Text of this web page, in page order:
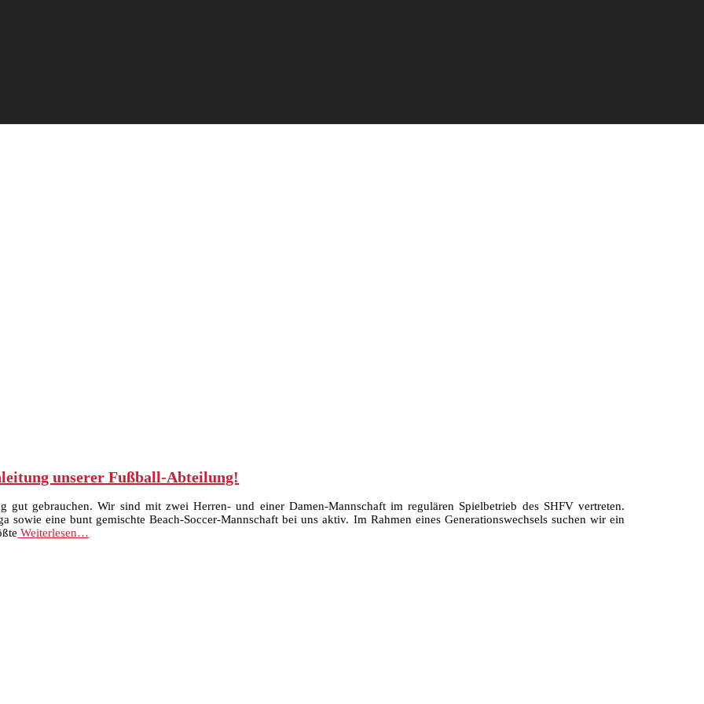
unserer Fußball-Abteilung!
gut gebrauchen. Wir sind mit zwei Herren- und einer Damen-Mannschaft im regulären Spielbetrieb des SHFV vertreten.
eine bunt gemischte Beach-Soccer-Mannschaft bei uns aktiv. Im Rahmen eines Generationswechsels suchen wir ein
Weiterlesen…